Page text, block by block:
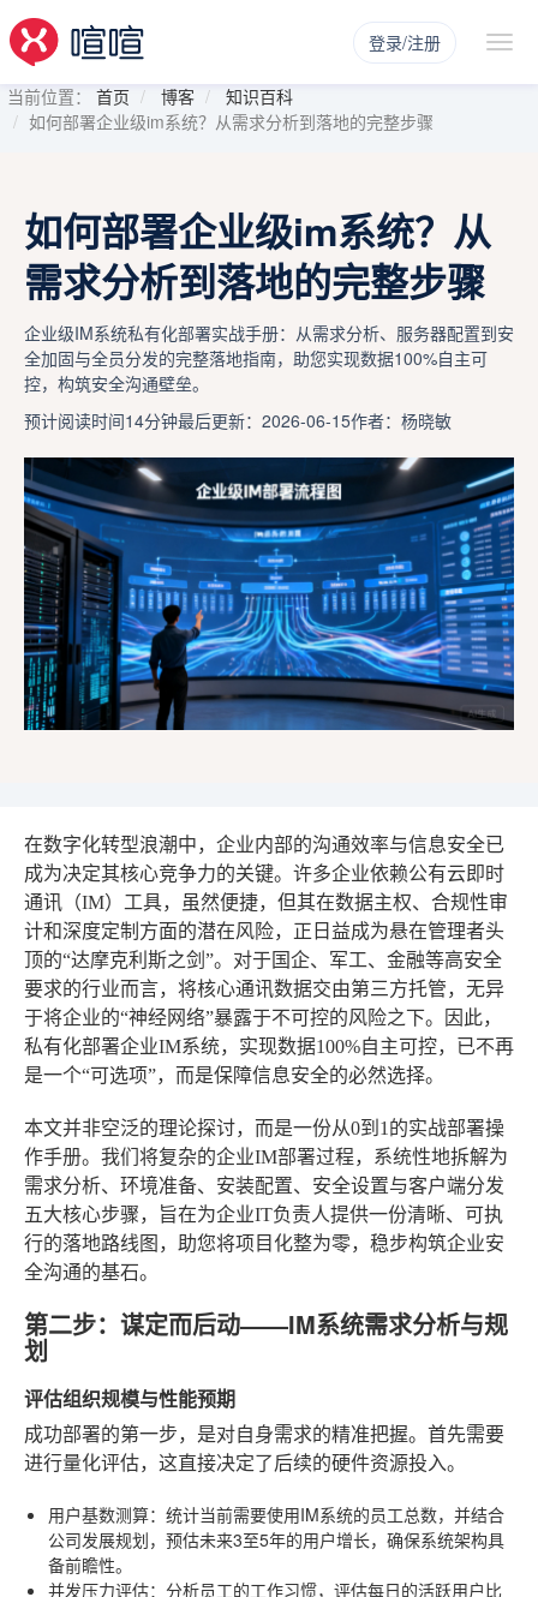
登录/注册
当前位置： 首页 博客
知识百科
如何部署企业级im系统？从需求分析到落地的完整步骤
如何部署企业级im系统？从
需求分析到落地的完整步骤
企业级IM系统私有化部署实战手册：从需求分析、服务器配置到安
全加固与全员分发的完整落地指南，助您实现数据100%自主可
控，构筑安全沟通壁垒。
预计阅读时间14分钟最后更新：2026-06-15作者：杨晓敏
在数字化转型浪潮中，企业内部的沟通效率与信息安全已
成为决定其核心竞争力的关键。许多企业依赖公有云即时
通讯（IM）工具，虽然便捷，但其在数据主权、合规性审
计和深度定制方面的潜在风险，正日益成为悬在管理者头
顶的“达摩克利斯之剑”。对于国企、军工、金融等高安全
要求的行业而言，将核心通讯数据交由第三方托管，无异
于将企业的“神经网络”暴露于不可控的风险之下。因此，
私有化部署企业IM系统，实现数据100%自主可控，已不再
是一个“可选项”，而是保障信息安全的必然选择。
本文并非空泛的理论探讨，而是一份从0到1的实战部署操
作手册。我们将复杂的企业IM部署过程，系统性地拆解为
需求分析、环境准备、安装配置、安全设置与客户端分发
五大核心步骤，旨在为企业IT负责人提供一份清晰、可执
行的落地路线图，助您将项目化整为零，稳步构筑企业安
全沟通的基石。
第二步：谋定而后动——IM系统需求分析与规
划
评估组织规模与性能预期
成功部署的第一步，是对自身需求的精准把握。首先需要
进行量化评估，这直接决定了后续的硬件资源投入。
用户基数测算：统计当前需要使用IM系统的员工总数，并结合
公司发展规划，预估未来3至5年的用户增长，确保系统架构具
备前瞻性。
并发压力评估：分析员工的工作习惯，评估每日的活跃用户比